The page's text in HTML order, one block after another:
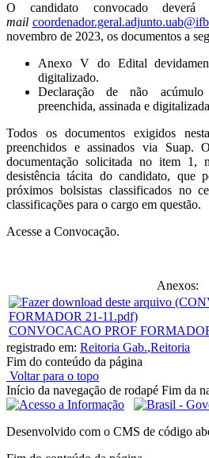
O candidato convocado
mail
novembro de 2023, os documentos a
Anexo V do Edital
digitalizado.
Declaração de não
preenchida, assinada e
Todos os documentos exigidos
preenchidos e assinados via Suap.
documentação solicitada no item 1,
desistência tácita do candidato, que
próximos bolsistas classificados no
classificações para o cargo em questão.
Acesse a Convocação.
Anexos:
CONVOCACAO PROF
registrado em: Reitoria Gab.,Reitoria
Fim do conteúdo da página
Voltar para o topo
Início da navegação de rodapé Fim da
Desenvolvido com o CMS de código